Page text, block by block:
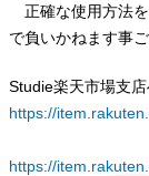
正確な使用方法
で負いかねます事ご
Studie楽天市場支
https://
6
https://